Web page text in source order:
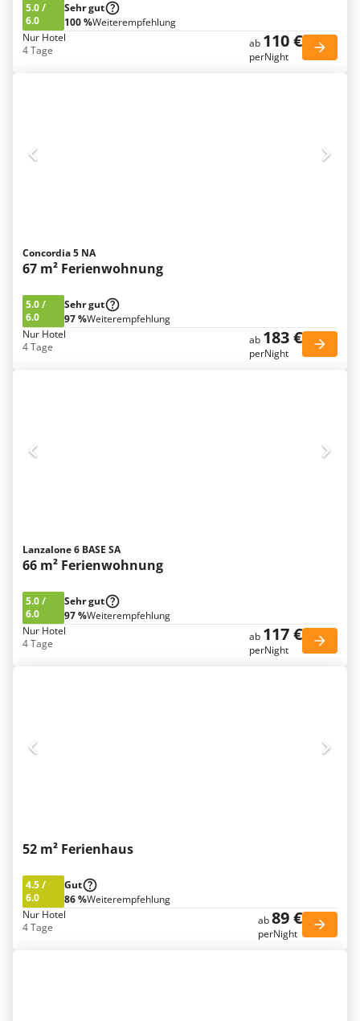
5.0/
6.0
Sehr gut
100 %Weiterempfehlung
Nur Hotel
4 Tage
ab 110 €
perNight
Concordia 5 NA
67 m² Ferienwohnung
5.0/
6.0
Sehr gut
97 %Weiterempfehlung
Nur Hotel
4 Tage
ab 183 €
perNight
Lanzalone 6 BASE SA
66 m² Ferienwohnung
5.0/
6.0
Sehr gut
97 %Weiterempfehlung
Nur Hotel
4 Tage
ab 117 €
perNight
52 m² Ferienhaus
4.5/
6.0
Gut
86 %Weiterempfehlung
Nur Hotel
4 Tage
ab89 €
perNight